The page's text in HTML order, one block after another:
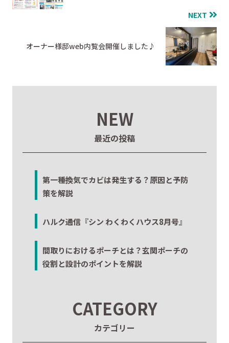
NEXT
オーナー様邸web内覧会開催しました♪
NEW
最近の投稿
第一種換気でカビは発生する？原因と予防
策を解説
ハルク通信『シン わくわくハウス8月号』
間取りにおけるポーチとは？玄関ポーチの
役割と設計のポイントを解説
CATEGORY
カテゴリー